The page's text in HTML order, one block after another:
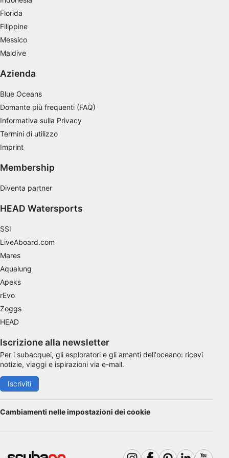
Florida
Filippine
Messico
Maldive
Azienda
Blue Oceans
Domante più frequenti (FAQ)
Informativa sulla Privacy
Termini di utilizzo
Imprint
Membership
Diventa partner
HEAD Watersports
SSI
LiveAboard.com
Mares
Aqualung
Apeks
rEvo
Zoggs
HEAD
Iscrizione alla newsletter
Per i subacquei, gli esploratori e gli amanti dell'oceano: ricevi
notizie, viaggi e ispirazioni via e-mail.
Iscriviti
Cambiamenti nelle impostazioni dei cookie